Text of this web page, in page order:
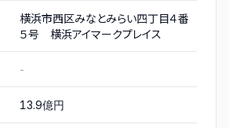
横浜市西区みなとみらい四丁目４番
５号 横浜アイマークプレイス
-
13.9億円